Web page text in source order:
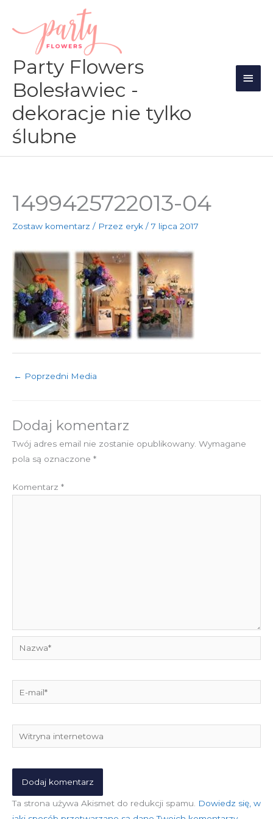
treści
Party Flowers
Bolesławiec -
dekoracje nie tylko
ślubne
1499425722013-04
Zostaw komentarz / Przez eryk / 7 lipca 2017
← Poprzedni Media
Dodaj komentarz
Twój adres email nie zostanie opublikowany. Wymagane
pola są oznaczone *
Komentarz *
mail*
Witryna
internetowa
Ta strona używa Akismet do redukcji spamu. Dowiedz się, w